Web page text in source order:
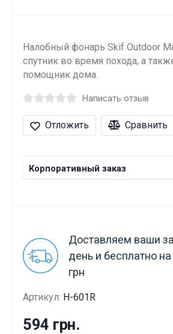
Налобный фонарь Skif Outdoor
спутник во время похода, а
помощник дома.
Написать отзыв
Отложить Сравнить
Корпоративный заказ
Доставляем ваши
день и бесплатно
грн
Артикул: H-601R
594 грн.